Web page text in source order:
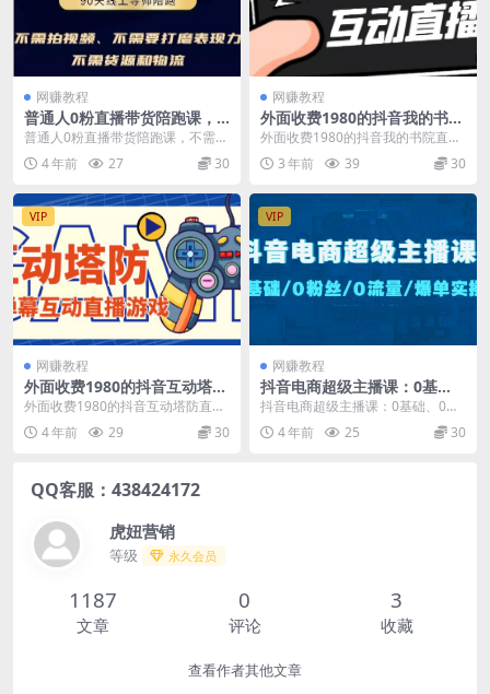
网赚教程
普通人0粉直播带货陪跑课，
不需要拍视频，不需要打磨表
现力，不需要货源和物流
普通人0粉直播带货陪跑课，不需要
拍视频，不需要打磨表现力，不需
要货源和物流 为每...
4 年前 27 30
网赚教程
外面收费1980的抖音我的书院
直播项目，可虚拟人直播，抖
音报白，实时互动直播【软件
+详细教程】
外面收费1980的抖音我的书院直播
项目，可虚拟人直播，抖音报白，
实时互动直播【软...
3 年前 39 30
VIP
网赚教程
外面收费1980的抖音互动塔防
直播项目，支持抖音【云软件
外面收费1980的抖音互动塔防直播
项目，支持抖音【云软件+详细教
程】 市面上最新...
4 年前 29 30
VIP
网赚教程
抖音电商超级主播课：0基
础、0粉丝、0流量、爆单实
抖音电商超级主播课：0基础、0粉
丝、0流量、爆单实操！ 课程大纲
第一节：&am...
4 年前 25 30
QQ客服：438424172
虎妞营销
等级 永久会员
1187
文章
0
评论
3
收藏
查看作者其他文章